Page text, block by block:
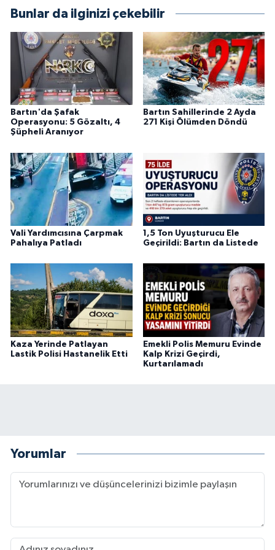
Bunlar da ilginizi çekebilir
Bartın'da Şafak
Operasyonu: 5 Gözaltı, 4
Şüpheli Aranıyor
Bartın Sahillerinde 2 Ayda
271 Kişi Ölümden Döndü
Vali Yardımcısına Çarpmak
Pahalıya Patladı
1,5 Ton Uyuşturucu Ele
Geçirildi: Bartın da Listede
Kaza Yerinde Patlayan
Lastik Polisi Hastanelik Etti
Emekli Polis Memuru Evinde
Kalp Krizi Geçirdi,
Kurtarılamadı
Yorumlar